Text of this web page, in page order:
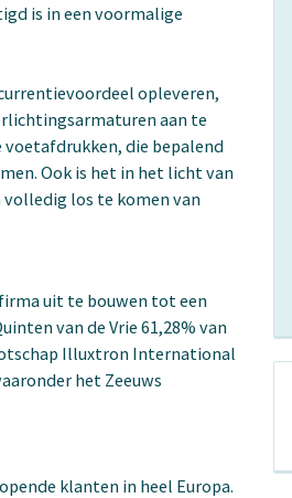
is in een voormalige
opleveren,
aan te
die bepalend
Ook is het in het licht van
los te komen van
uit te bouwen tot een
van de Vrie 61,28% van
Illuxtron International
het Zeeuws
klanten in heel Europa.